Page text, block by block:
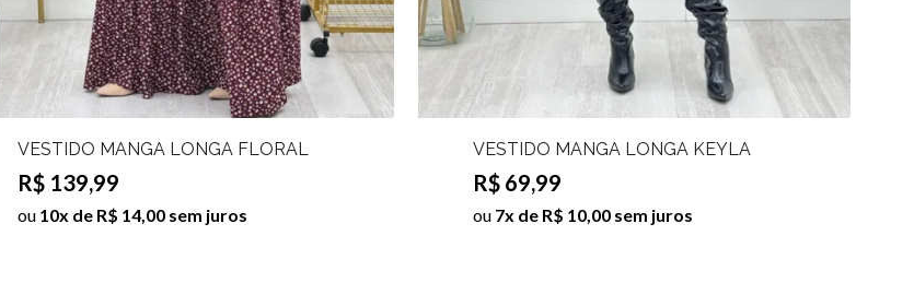
VESTIDO MANGA LONGA FLORAL
YARLA
R$ 139,99
ou 10x de R$ 14,00 sem juros
VESTIDO MANGA LONGA KEYLA
R$ 69,99
ou 7x de R$ 10,00 sem juros